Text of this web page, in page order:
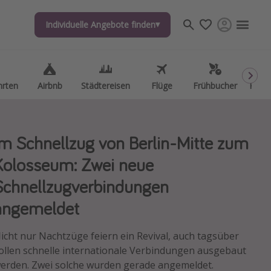
Individuelle Angebote finden
Airbnb Städtereisen Flüge Frühbucher
Individuelle Angebote finden
Airbnb Städtereisen Flüge Frühbucher
Schnellzug von Berlin-Mitte zum
Zwei neue
nur Nachtzüge feiern ein Revival, auch tagsüber
schnelle internationale Verbindungen ausgebaut
Zwei solche wurden gerade angemeldet.